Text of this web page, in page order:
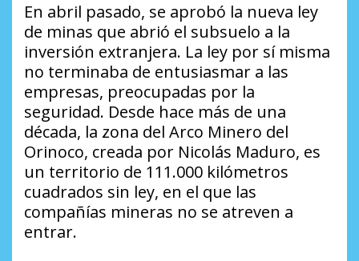
En abril pasado, se aprobó la nueva ley
de minas que abrió el subsuelo a la
inversión extranjera. La ley por sí misma
no terminaba de entusiasmar a las
empresas, preocupadas por la
seguridad. Desde hace más de una
década, la zona del Arco Minero del
Orinoco, creada por Nicolás Maduro, es
un territorio de 111.000 kilómetros
cuadrados sin ley, en el que las
compañías mineras no se atreven a
entrar.